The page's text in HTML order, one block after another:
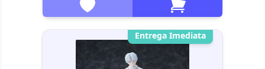
Entrega Imediata